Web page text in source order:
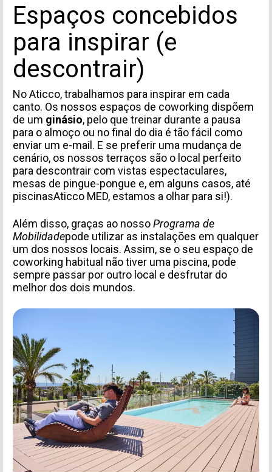
Espaços concebidos
para inspirar (e
descontrair)
No Aticco, trabalhamos para inspirar em cada
canto. Os nossos espaços de coworking dispõem
de um ginásio, pelo que treinar durante a pausa
para o almoço ou no final do dia é tão fácil como
enviar um e-mail. E se preferir uma mudança de
cenário, os nossos terraços são o local perfeito
para descontrair com vistas espectaculares,
mesas de pingue-pongue e, em alguns casos, até
piscinasAticco MED, estamos a olhar para si!).
Além disso, graças ao nossoPrograma de
Mobilidadepode utilizar as instalações em qualquer
um dos nossos locais. Assim, se o seu espaço de
coworking habitual não tiver uma piscina, pode
sempre passar por outro local e desfrutar do
melhor dos dois mundos.
INFORMACIÓN PERSONAL
TIPO DE SOLICITUD
Acepto recibir comunicaciones de Aticco
Acepto laPolítica de Privacidad*